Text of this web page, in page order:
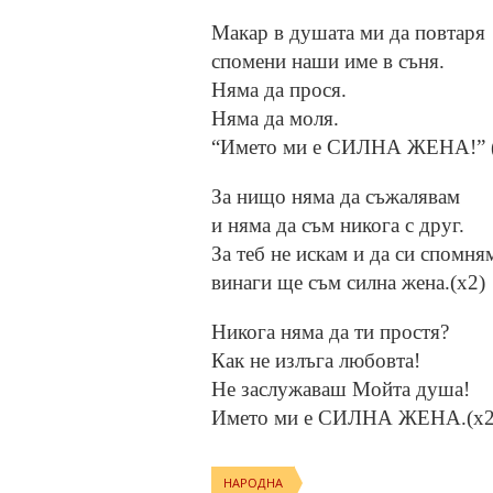
Макар в душата ми да повтаря
спомени наши име в съня.
Няма да прося.
Няма да моля.
“Името ми е СИЛНА ЖЕНА!”
За нищо няма да съжалявам
и няма да съм никога с друг.
За теб не искам и да си
винаги ще съм силна жена.(х2)
Никога няма да ти простя?
Как не излъга любовта!
Не заслужаваш Мойта душа!
Името ми е СИЛНА
НАРОДНА